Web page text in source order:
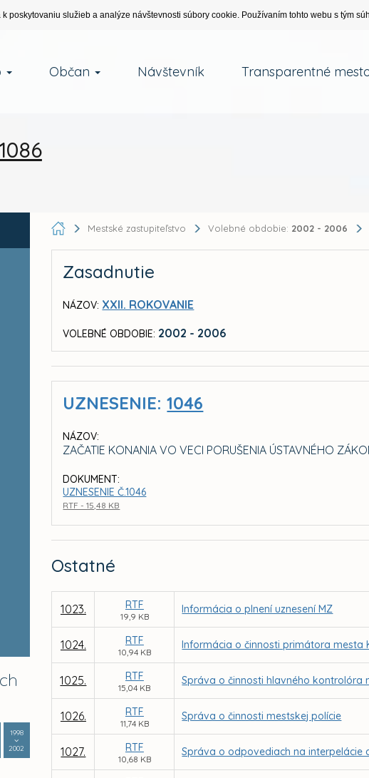
k poskytovaniu služieb a analýze návštevnosti súbory cookie. Používaním tohto webu s tým
Občan Návštevník Transparentné
1998
2002
Mestské zastupiteľstvo Volebné obdobie: 2002 - 2006
Zasadnutie
NÁZOV: XXII. ROKOVANIE
VOLEBNÉ OBDOBIE: 2002 - 2006
UZNESENIE:1046
NÁZOV:
ZAČATIE KONANIA VO VECI PORUŠENIA ÚSTAVNÉHO
DOKUMENT:
UZNESENIE Č.1046
RTF - 15,48 KB
Ostatné
1023. RTF
19,9 KB
Informácia o plnení uznesení MZ
1024. RTF
10,94 KB
Informácia o činnosti primátora mesta
1025. RTF
15,04 KB
Správa o činnosti hlavného kontrolóra
1026. RTF
11,74 KB
Správa o činnosti mestskej polície
1027. RTF
10,68 KB
Správa o odpovediach na interpelácie